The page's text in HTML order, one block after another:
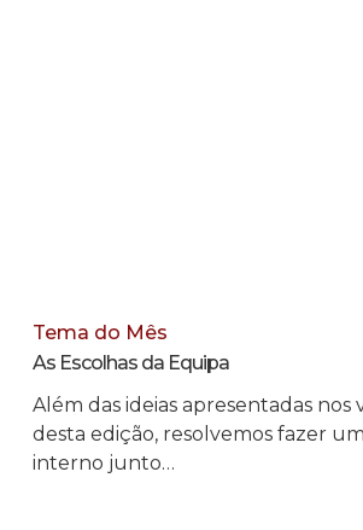
Tema do Mês
As Escolhas da Equipa
Além das ideias apresentadas nos
desta edição, resolvemos fazer
interno junto…